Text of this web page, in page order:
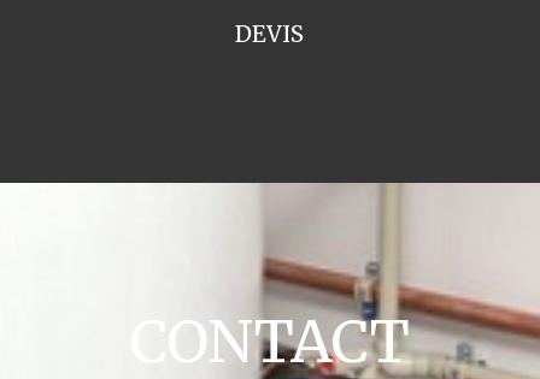
DEVIS
CONTACT